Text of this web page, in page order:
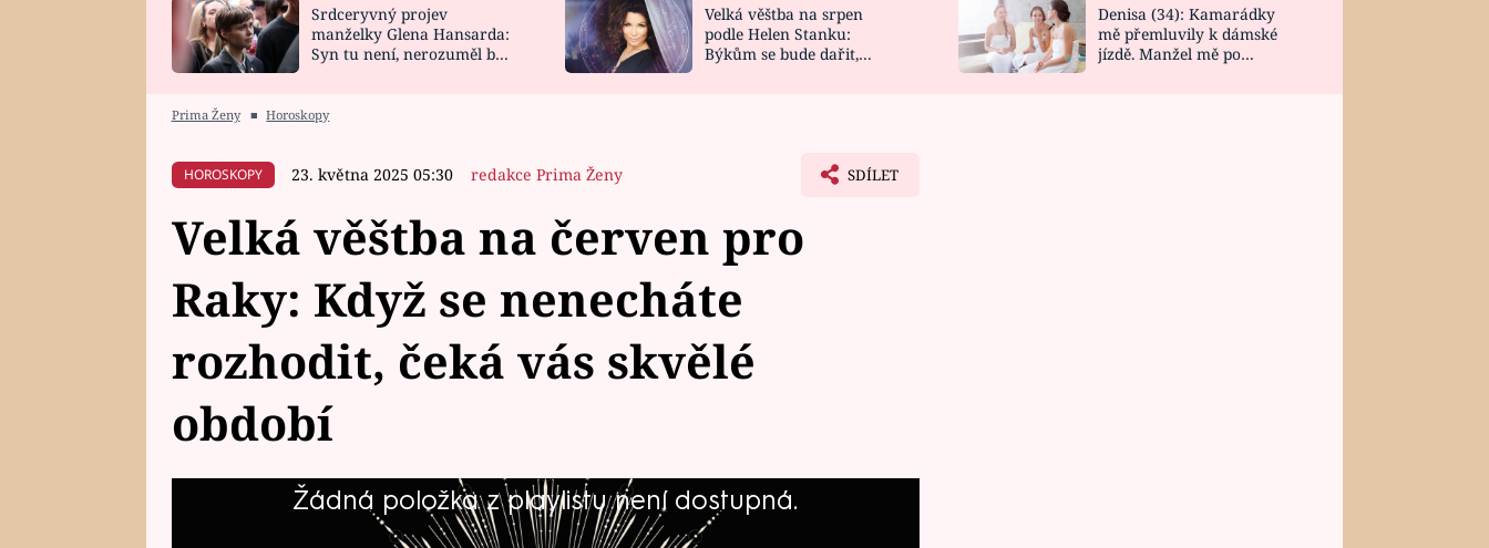
HOROSKOP NA
CELEBRITY
VAŘENÍ
NOVINKY
VIDEORECEPTY
DESIGN
Srdceryvný projev
manželky Glena Hansarda:
Syn tu není, nerozuměl by
Velká věštba na srpen
podle Helen Stanku:
Býkům se bude dařit,
Denisa (34): Kamarádky
mě přemluvily k dámské
jízdě. Manžel mě po
Prima Ženy ■ Horoskopy
HOROSKOPY 23. května 2025 05:30 redakce Prima Ženy SDÍLET
Velká věštba na červen pro
Raky: Když se nenecháte
rozhodit, čeká vás skvělé
období
Žádná položka z playlistu není dostupná.
Co čeká Raky v šestém měsíci roku 2025? Na co by si měli dát pozor,